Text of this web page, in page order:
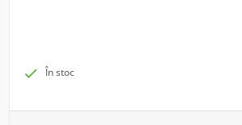
 În stoc